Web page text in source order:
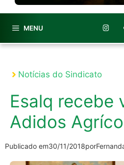
MENU
Notícias do Sindicato
Esalq recebe
Adidos
Publicado em30/11/2018por